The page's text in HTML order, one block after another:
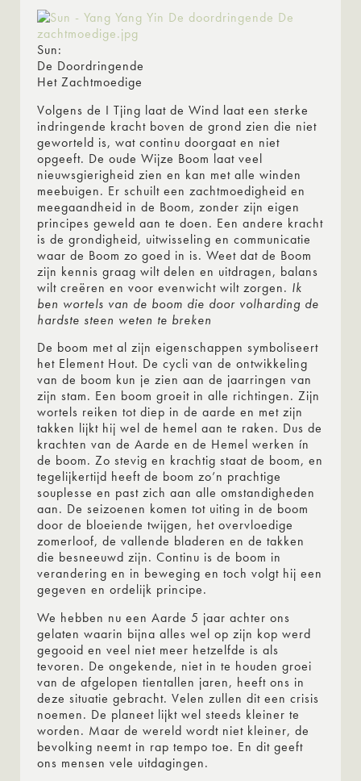
Sun:
De Doordringende
Het Zachtmoedige
Volgens de I Tjing laat de Wind laat een sterke
indringende kracht boven de grond zien die niet
geworteld is, wat continu doorgaat en niet
opgeeft. De oude Wijze Boom laat veel
nieuwsgierigheid zien en kan met alle winden
meebuigen. Er schuilt een zachtmoedigheid en
meegaandheid in de Boom, zonder zijn eigen
principes geweld aan te doen. Een andere kracht
is de grondigheid, uitwisseling en communicatie
waar de Boom zo goed in is. Weet dat de Boom
zijn kennis graag wilt delen en uitdragen, balans
wilt creëren en voor evenwicht wilt zorgen. Ik
ben wortels van de boom die door volharding de
hardste steen weten te breken
De boom met al zijn eigenschappen symboliseert
het Element Hout. De cycli van de ontwikkeling
van de boom kun je zien aan de jaarringen van
zijn stam. Een boom groeit in alle richtingen. Zijn
wortels reiken tot diep in de aarde en met zijn
takken lijkt hij wel de hemel aan te raken. Dus de
krachten van de Aarde en de Hemel werken ín
de boom. Zo stevig en krachtig staat de boom, en
tegelijkertijd heeft de boom zo’n prachtige
souplesse en past zich aan alle omstandigheden
aan. De seizoenen komen tot uiting in de boom
door de bloeiende twijgen, het overvloedige
zomerloof, de vallende bladeren en de takken
die besneeuwd zijn. Continu is de boom in
verandering en in beweging en toch volgt hij een
gegeven en ordelijk principe.
We hebben nu een Aarde 5 jaar achter ons
gelaten waarin bijna alles wel op zijn kop werd
gegooid en veel niet meer hetzelfde is als
tevoren. De ongekende, niet in te houden groei
van de afgelopen tientallen jaren, heeft ons in
deze situatie gebracht. Velen zullen dit een crisis
noemen. De planeet lijkt wel steeds kleiner te
worden. Maar de wereld wordt niet kleiner, de
bevolking neemt in rap tempo toe. En dit geeft
ons mensen vele uitdagingen.